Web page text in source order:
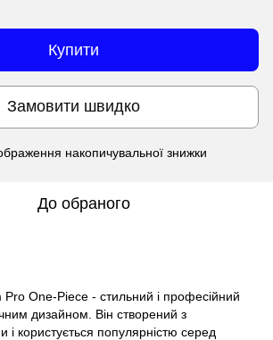
Купити
Замовити швидко
накопичувальної знижки
До обраного
One-Piece - стильний і професійний
дизайном. Він створений з
і користується популярністю серед